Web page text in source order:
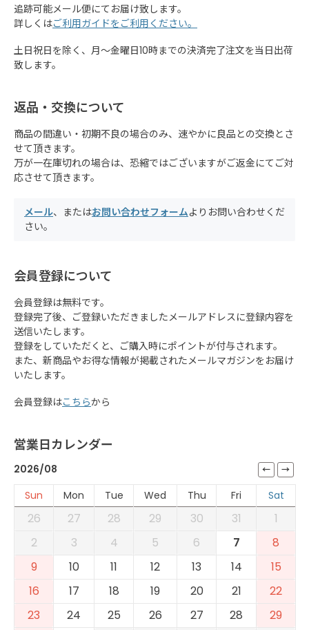
追跡可能メール便にてお届け致します。
詳しくはご利用ガイドをご利用ください。
土日祝日を除く、月～金曜日10時までの決済完了注文を当日出荷
致します。
返品・交換について
商品の間違い・初期不良の場合のみ、速やかに良品との交換とさ
せて頂きます。
万が一在庫切れの場合は、恐縮ではございますがご返金にてご対
応させて頂きます。
メール、またはお問い合わせフォームよりお問い合わせくだ
さい。
会員登録について
会員登録は無料です。
登録完了後、ご登録いただきましたメールアドレスに登録内容を
送信いたします。
登録をしていただくと、ご購入時にポイントが付与されます。
また、新商品やお得な情報が掲載されたメールマガジンをお届け
いたします。
会員登録はこちらから
営業日カレンダー
2026/08
Sun
Mon Tue Wed Thu Fri Sat
26 27 28 29 30 31
1
2
3 4 5 6 7
8
9
10 11 12 13 14
15
16
17 18 19 20 21
22
23
24 25 26 27 28
29